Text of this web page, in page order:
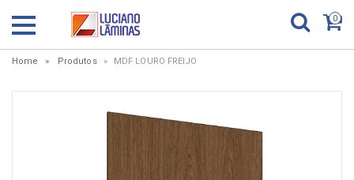
0
Home Produtos MDF LOURO FREIJO